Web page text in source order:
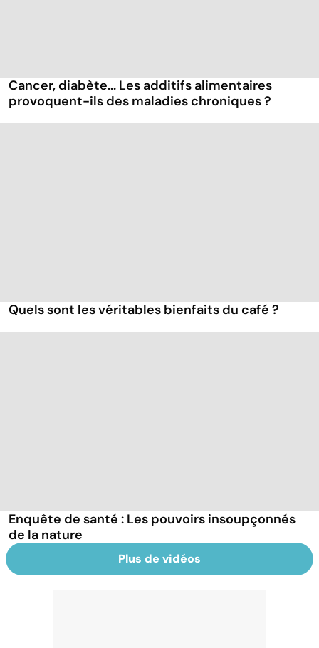
Cancer, diabète... Les additifs alimentaires
provoquent-ils des maladies chroniques ?
Quels sont les véritables bienfaits du café ?
Enquête de santé : Les pouvoirs insoupçonnés
de la nature
Plus de vidéos